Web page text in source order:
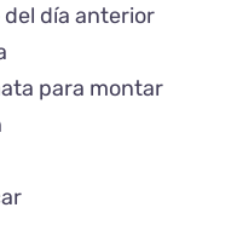
día anterior
para montar